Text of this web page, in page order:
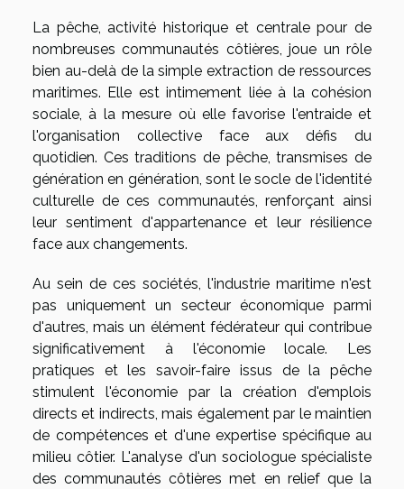
La pêche, activité historique et centrale pour de
nombreuses communautés côtières, joue un rôle
bien au-delà de la simple extraction de ressources
maritimes. Elle est intimement liée à la cohésion
sociale, à la mesure où elle favorise l'entraide et
l'organisation collective face aux défis du
quotidien. Ces traditions de pêche, transmises de
génération en génération, sont le socle de l'identité
culturelle de ces communautés, renforçant ainsi
leur sentiment d'appartenance et leur résilience
face aux changements.
Au sein de ces sociétés, l'industrie maritime n'est
pas uniquement un secteur économique parmi
d'autres, mais un élément fédérateur qui contribue
significativement à l'économie locale. Les
pratiques et les savoir-faire issus de la pêche
stimulent l'économie par la création d'emplois
directs et indirects, mais également par le maintien
de compétences et d'une expertise spécifique au
milieu côtier. L'analyse d'un sociologue spécialiste
des communautés côtières met en relief que la